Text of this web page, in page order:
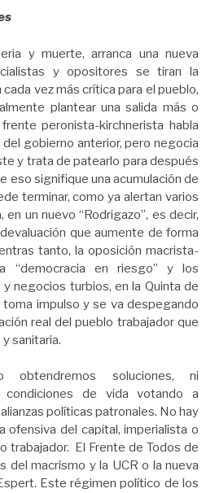
y muerte, arranca una nueva
y opositores se tiran la
vez más crítica para el pueblo,
plantear una salida más o
peronista-kirchnerista habla
del gobierno anterior, pero negocia
y trata de patearlo para después
eso signifique una acumulación de
terminar, como ya alertan varios
un nuevo “Rodrigazo”, es decir,
que aumente de forma
tanto, la oposición macrista-
“democracia en riesgo” y los
negocios turbios, en la Quinta de
impulso y se va despegando
real del pueblo trabajador que
sanitaria.
obtendremos soluciones, ni
condiciones de vida votando a
políticas patronales. No hay
ofensiva del capital, imperialista o
trabajador. El Frente de Todos de
del macrismo y la UCR o la nueva
Este régimen político de los